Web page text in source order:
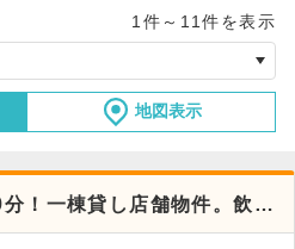
1件～11件を表示
地図表示
！一棟貸し店舗物件。飲食